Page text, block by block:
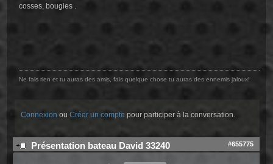
cosses, bougies .
Ne fais rien et tu auras des amis, fais quelque chose tu auras des ennemis jaloux!
Connexion ouCréer un compte pour participer à la conversation.
Présentation bateau David 33240 #655775